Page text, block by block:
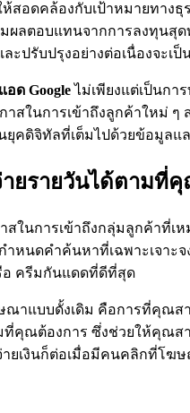
ดคล้องกับเป้าหมายทางธุ
ลตอบแทนจากการลงทุนสุ
ละปรับปรุงอย่างต่อเนื่องจ
อด Google ไม่เพียงแต่เป็นกา
สในการเข้าถึงลูกค้าใหม่
คดิจิทัลที่เต็มไปด้วยข้อมูล
ยรายวันได้ตามที่
สในการเข้าถึงกลุ่มลูกค้า
ำหนดคำค้นหาที่เฉพาะเจา
อ ครีมกันแดดที่ดีที่สุด
ษณาแบบดั้งเดิม คือการที่คุ
คุณต้องการ ซึ่งช่วยให้คุณ
ายเงินก็ต่อเมื่อมีคนคลิกที่